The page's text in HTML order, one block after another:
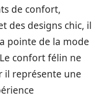
de confort,
des designs chic, il
pointe de la mode
confort félin ne
il représente une